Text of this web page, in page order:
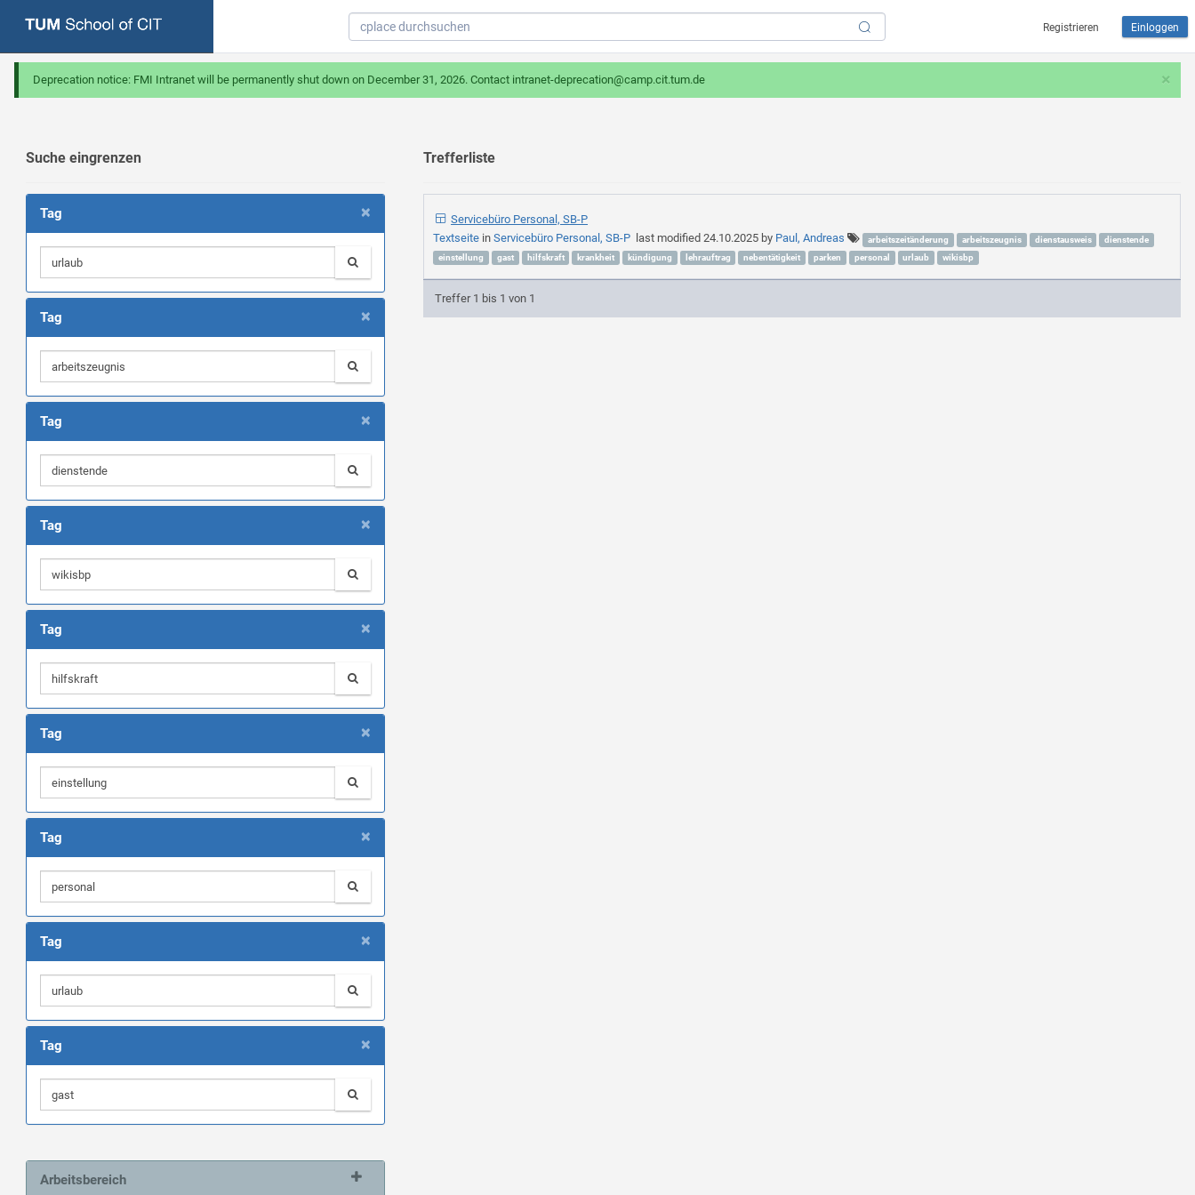
Registrieren Einloggen
×
Deprecation notice: FMI Intranet will be permanently shut down on December 31, 2026. Contact intranet-deprecation@camp.cit.tum.de
Suche eingrenzen
×
Tag
×
Tag
×
Tag
×
Tag
×
Tag
×
Tag
×
Tag
×
Tag
×
Tag
Arbeitsbereich
Trefferliste
Servicebüro Personal, SB-P
Textseite inServicebüro Personal, SB-P last modified24.10.2025 by Paul, Andreas arbeitszeitänderung arbeitszeugnis dienstausweis
dienstende
einstellung
gast hilfskraft krankheit kündigung lehrauftrag nebentätigkeit parken personal urlaub wikisbp
Treffer 1 bis 1 von 1